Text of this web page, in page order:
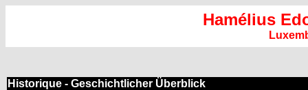
Hamélius
Historique - Geschichtlicher Überblick